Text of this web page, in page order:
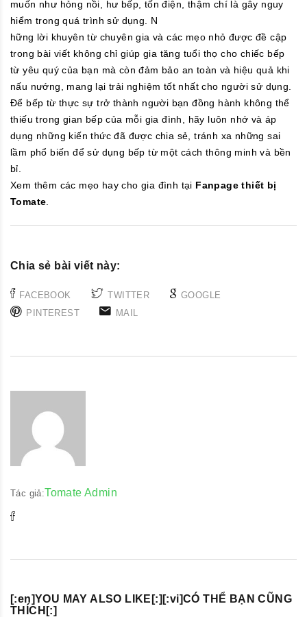
muốn như hỏng nồi, hư bếp, tốn điện, thậm chí là gây nguy
hiểm trong quá trình sử dụng. N
hững lời khuyên từ chuyên gia và các mẹo nhỏ được đề cập
trong bài viết không chỉ giúp gia tăng tuổi thọ cho chiếc bếp
từ yêu quý của bạn mà còn đảm bảo an toàn và hiệu quả khi
nấu nướng, mang lại trải nghiệm tốt nhất cho người sử dụng.
Để bếp từ thực sự trở thành người bạn đồng hành không thể
thiếu trong gian bếp của mỗi gia đình, hãy luôn nhớ và áp
dụng những kiến thức đã được chia sẻ, tránh xa những sai
lầm phổ biến để sử dụng bếp từ một cách thông minh và bền
bỉ.
Xem thêm các mẹo hay cho gia đình tại Fanpage thiết bị
Tomate.
Chia sẻ bài viết này:
FACEBOOK TWITTER
GOOGLE
PINTEREST
MAIL
Tác giả:Tomate Admin
[:en]YOU MAY ALSO LIKE[:][:vi]CÓ THỂ BẠN CŨNG
THÍCH[:]